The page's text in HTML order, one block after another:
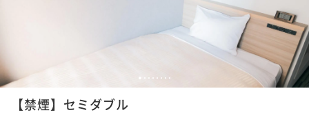
1 3 4 5 6 7 8
【禁煙】セミダブル